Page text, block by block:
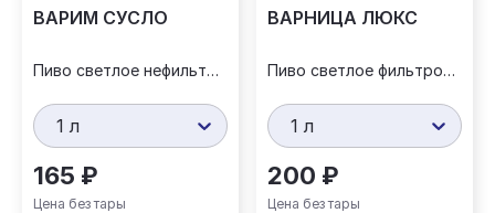
ВАРИМ СУСЛО
Пиво светлое нефильтрованное
1 л
165 ₽
Цена без тары
ВАРНИЦА ЛЮКС
Пиво светлое фильтрованное
1 л
200 ₽
Цена без тары